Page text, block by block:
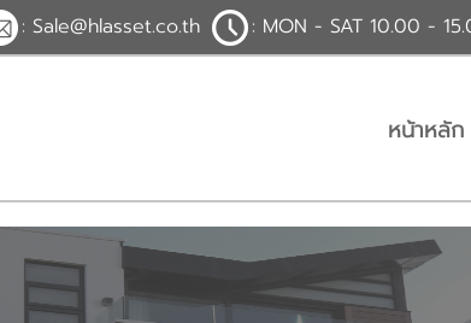
: Sale@hlasset.co.th : MON - SAT 10.00 -
หน้าหลัก